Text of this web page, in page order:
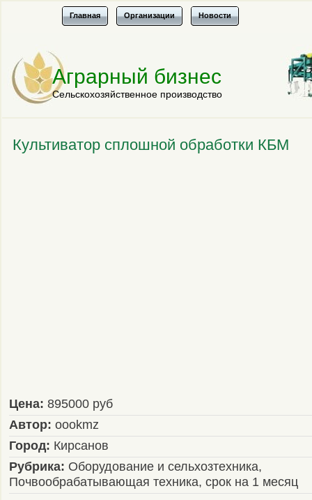
Главная Организации Новости
Аграрный бизнес
Сельскохозяйственное производство
Культиватор сплошной обработки КБМ
Цена: 895000 руб
Автор: oookmz
Город: Кирсанов
Рубрика: Оборудование и сельхозтехника,
Почвообрабатывающая техника, срок на 1 месяц